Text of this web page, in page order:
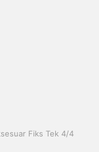
Fiks Tek 4/4